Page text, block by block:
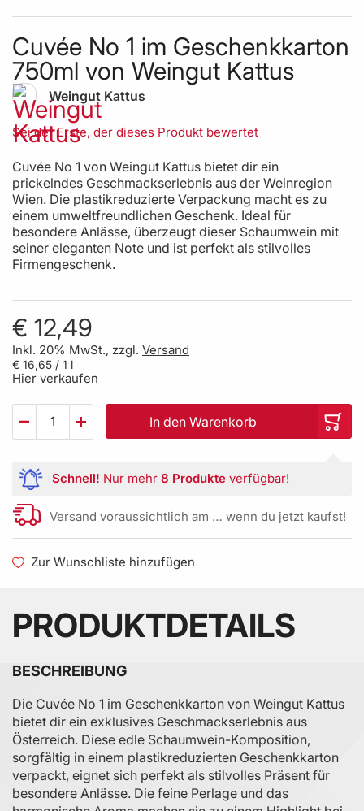
Skip to the beginning of the images gallery
Cuvée No 1 im Geschenkkarton
750ml von Weingut Kattus
Weingut Kattus
Sei der Erste, der dieses Produkt bewertet
Cuvée No 1 von Weingut Kattus bietet dir ein
prickelndes Geschmackserlebnis aus der Weinregion
Wien. Die plastikreduzierte Verpackung macht es zu
einem umweltfreundlichen Geschenk. Ideal für
besondere Anlässe, überzeugt dieser Schaumwein mit
seiner eleganten Note und ist perfekt als stilvolles
Firmengeschenk.
€ 12,49
Inkl. 20% MwSt., zzgl. Versand
€ 16,65 / 1 l
Hier verkaufen
In den Warenkorb
Schnell! Nur mehr 8 Produkteverfügbar!
Versand voraussichtlich am … wenn du jetzt kaufst!
Zur Wunschliste hinzufügen
PRODUKTDETAILS
BESCHREIBUNG
Die Cuvée No 1 im Geschenkkarton von Weingut Kattus
bietet dir ein exklusives Geschmackserlebnis aus
Österreich. Diese edle Schaumwein-Komposition,
sorgfältig in einem plastikreduzierten Geschenkkarton
verpackt, eignet sich perfekt als stilvolles Präsent für
besondere Anlässe. Die feine Perlage und das